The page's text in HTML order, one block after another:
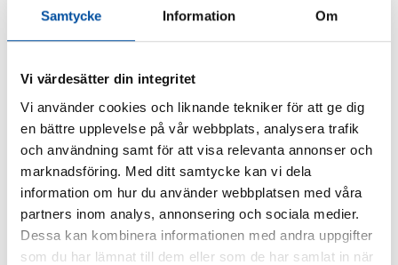
Samtycke Information Om
Vi värdesätter din integritet
Vi använder cookies och liknande tekniker för att ge dig
en bättre upplevelse på vår webbplats, analysera trafik
och användning samt för att visa relevanta annonser och
marknadsföring. Med ditt samtycke kan vi dela
information om hur du använder webbplatsen med våra
partners inom analys, annonsering och sociala medier.
Dessa kan kombinera informationen med andra uppgifter
som du har lämnat till dem eller som de har samlat in när
Är du ingenjör eller konsult?